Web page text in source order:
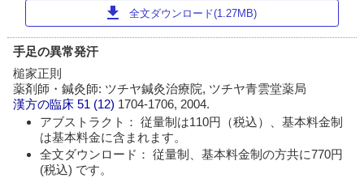
download 全文ダウンロード(1.27MB)
手足の異常発汗
槌家正則
薬剤師・鍼灸師: ツチヤ鍼灸治療院, ツチヤ青雲堂薬局
漢方の臨床 51 (12) 1704-1706, 2004.
アブストラクト： 従量制は110円（税込）、基本料金制
は基本料金に含まれます。
全文ダウンロード： 従量制、基本料金制の方共に770円
(税込) です。